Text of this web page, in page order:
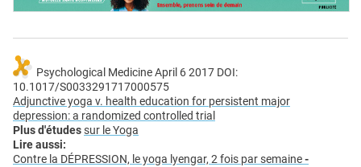
Psychological Medicine April 6 2017 DOI:
10.1017/S0033291717000575
Adjunctive yoga v. health education for persistent major
depression: a randomized controlled trial
Plus d'étudessur le Yoga
Lire aussi:
Contre la DÉPRESSION, le yoga lyengar, 2 fois par semaine-